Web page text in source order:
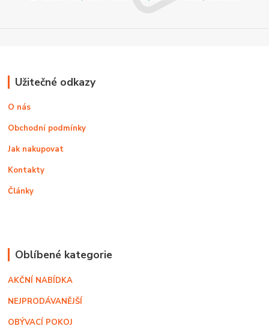
Užitečné odkazy
O nás
Obchodní podmínky
Jak nakupovat
Kontakty
Články
Oblíbené kategorie
AKČNÍ NABÍDKA
NEJPRODÁVANĚJŠÍ
OBÝVACÍ POKOJ